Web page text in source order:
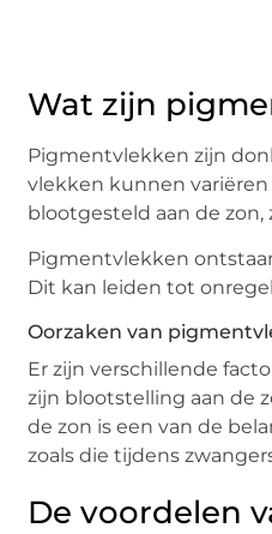
Wat zijn
Pigmentvlekken zijn
vlekken kunnen
blootgesteld aan de
Pigmentvlekken
Dit kan leiden tot
Oorzaken van
Er zijn verschillende
zijn blootstelling aan de
de zon is een van de
zoals die tijdens
De voordelen